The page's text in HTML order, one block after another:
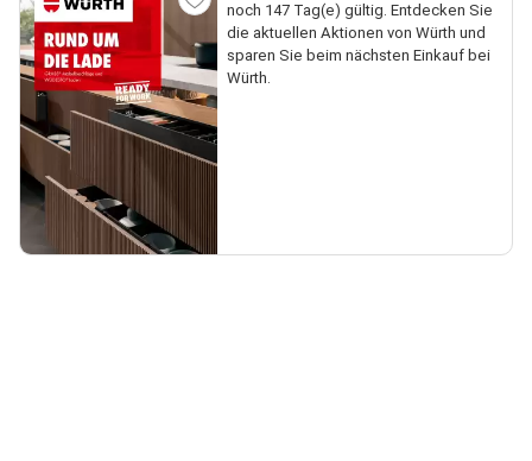
noch 147 Tag(e) gültig. Entdecken Sie
die aktuellen Aktionen von Würth und
sparen Sie beim nächsten Einkauf bei
Würth.